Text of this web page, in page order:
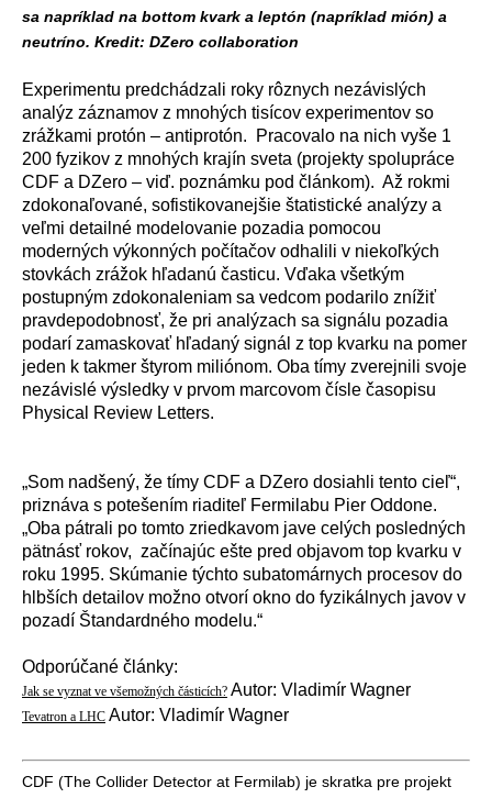
sa napríklad na bottom kvark a leptón (napríklad mión) a
neutríno. Kredit: DZero collaboration
Experimentu predchádzali roky rôznych nezávislých
analýz záznamov z mnohých tisícov experimentov so
zrážkami protón – antiprotón. Pracovalo na nich vyše 1
200 fyzikov z mnohých krajín sveta (projekty spolupráce
CDF a DZero – viď. poznámku pod článkom). Až rokmi
zdokonaľované, sofistikovanejšie štatistické analýzy a
veľmi detailné modelovanie pozadia pomocou
moderných výkonných počítačov odhalili v niekoľkých
stovkách zrážok hľadanú časticu. Vďaka všetkým
postupným zdokonaleniam sa vedcom podarilo znížiť
pravdepodobnosť, že pri analýzach sa signálu pozadia
podarí zamaskovať hľadaný signál z top kvarku na pomer
jeden k takmer štyrom miliónom. Oba tímy zverejnili svoje
nezávislé výsledky v prvom marcovom čísle časopisu
Physical Review Letters.
„Som nadšený, že tímy CDF a DZero dosiahli tento cieľ“,
priznáva s potešením riaditeľ Fermilabu Pier Oddone.
„Oba pátrali po tomto zriedkavom jave celých posledných
pätnásť rokov, začínajúc ešte pred objavom top kvarku v
roku 1995. Skúmanie týchto subatomárnych procesov do
hlbších detailov možno otvorí okno do fyzikálnych javov v
pozadí Štandardného modelu.“
Odporúčané články:
Jak se vyznat ve všemožných částicích? Autor: Vladimír Wagner
Tevatron a LHC Autor: Vladimír Wagner
CDF (The Collider Detector at Fermilab) je skratka pre projekt